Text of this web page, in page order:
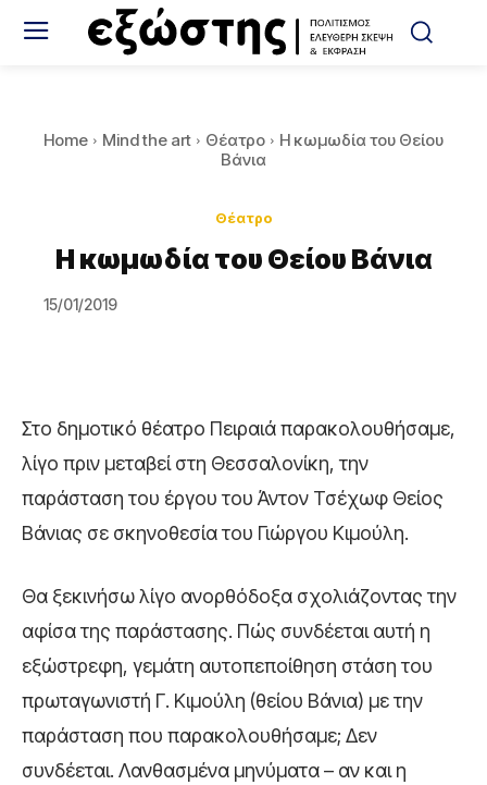
Home Mind the art Θέατρο
Η κωμωδία του Θείου
Βάνια
Θέατρο
Η κωμωδία του Θείου Βάνια
15/01/2019
Στο δημοτικό θέατρο Πειραιά παρακολουθήσαμε,
λίγο πριν μεταβεί στη Θεσσαλονίκη, την
παράσταση του έργου του Άντον Τσέχωφ Θείος
Βάνιας σε σκηνοθεσία του Γιώργου Κιμούλη.
Θα ξεκινήσω λίγο ανορθόδοξα σχολιάζοντας την
αφίσα της παράστασης. Πώς συνδέεται αυτή η
εξώστρεφη, γεμάτη αυτοπεποίθηση στάση του
πρωταγωνιστή Γ. Κιμούλη (θείου Βάνια) με την
παράσταση που παρακολουθήσαμε; Δεν
συνδέεται. Λανθασμένα μηνύματα – αν και η